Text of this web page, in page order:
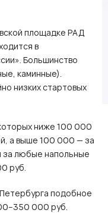
площадке РАД
в
Большинство
каминные).
низких стартовых
ниже 100 000
а выше 100 000 — за
за любые напольные
руб.
подобное
000 руб.